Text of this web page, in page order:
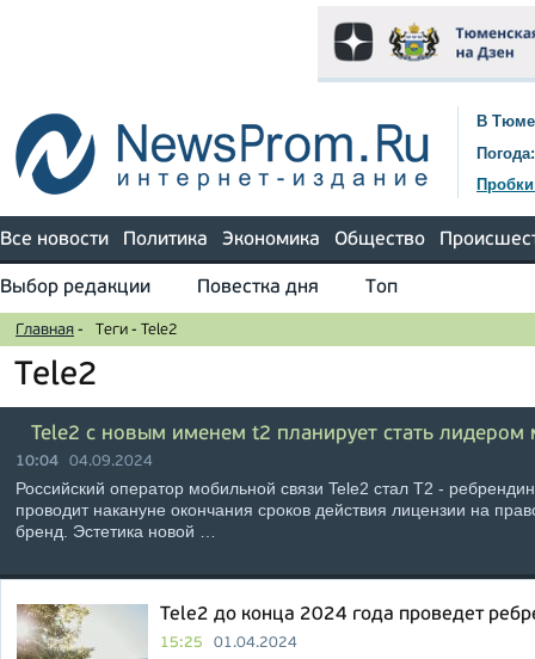
В
Погода:
Все новости Политика Экономика Общество
Выбор редакции Повестка дня Топ
Главная - Теги - Tele2
Tele2
Tele2 с новым именем t2 планирует стать
10:04 04.09.2024
Российский оператор мобильной связи Tele2 стал Т2 -
проводит накануне окончания сроков действия лицензии на
бренд. Эстетика новой …
Tele2 до конца 2024 года проведет
15:25 01.04.2024